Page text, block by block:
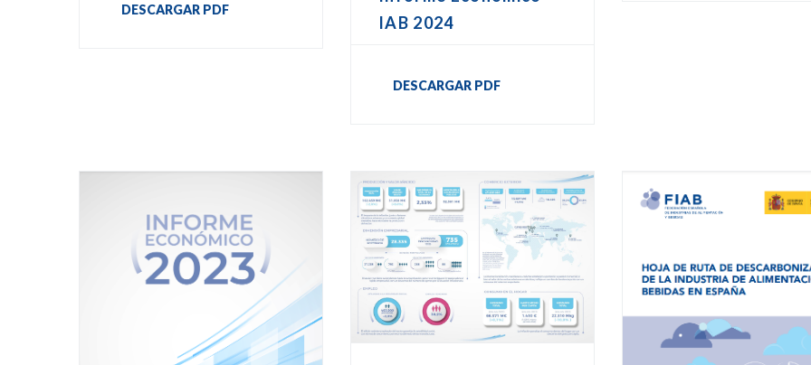
DESCARGAR PDF
IAB 2024
DESCARGAR PDF